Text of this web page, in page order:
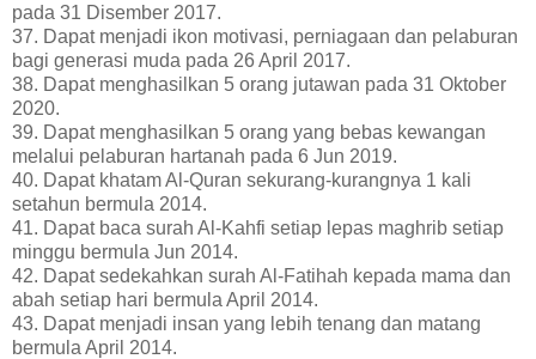
pada 31 Disember 2017.
37. Dapat menjadi ikon motivasi, perniagaan dan pelaburan
bagi generasi muda pada 26 April 2017.
38. Dapat menghasilkan 5 orang jutawan pada 31 Oktober
2020.
39. Dapat menghasilkan 5 orang yang bebas kewangan
melalui pelaburan hartanah pada 6 Jun 2019.
40. Dapat khatam Al-Quran sekurang-kurangnya 1 kali
setahun bermula 2014.
41. Dapat baca surah Al-Kahfi setiap lepas maghrib setiap
minggu bermula Jun 2014.
42. Dapat sedekahkan surah Al-Fatihah kepada mama dan
abah setiap hari bermula April 2014.
43. Dapat menjadi insan yang lebih tenang dan matang
bermula April 2014.